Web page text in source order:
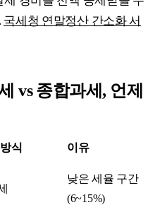
국세청 연말정산 간소화 서
vs 종합과세, 언제
식 이유
낮은 세율 구간
(6~15%)